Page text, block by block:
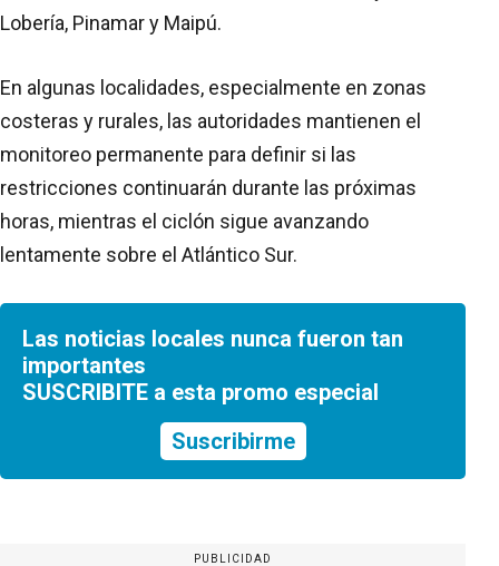
Lobería, Pinamar y Maipú.
En algunas localidades, especialmente en zonas
costeras y rurales, las autoridades mantienen el
monitoreo permanente para definir si las
restricciones continuarán durante las próximas
horas, mientras el ciclón sigue avanzando
lentamente sobre el Atlántico Sur.
Las noticias locales nunca fueron tan
importantes
SUSCRIBITE a esta promo especial
Suscribirme
PUBLICIDAD